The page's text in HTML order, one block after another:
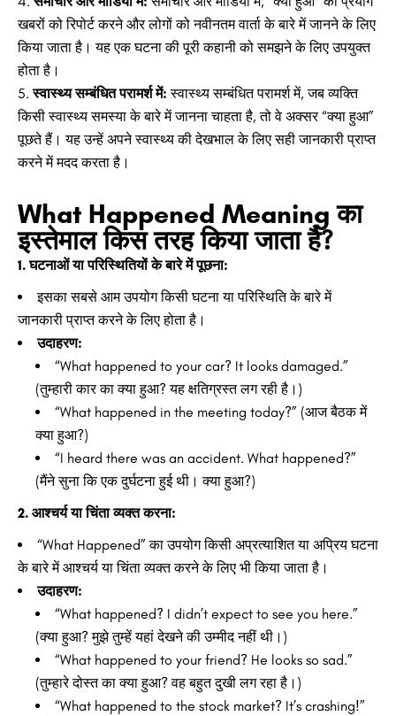
खबरों को रिपोर्ट करने और लोगों को नवीनतम वार्ता के बारे में जानने के लिए
किया जाता है। यह एक घटना की पूरी कहानी को समझने के लिए उपयुक्त
होता है।
स्वास्थ्य सम्बंधित परामर्श में: स्वास्थ्य सम्बंधित परामर्श में, जब व्यक्ति
किसी स्वास्थ्य समस्या के बारे में जानना चाहता है, तो वे अक्सर “क्या हुआ”
पूछते हैं। यह उन्हें अपने स्वास्थ्य की देखभाल के लिए सही जानकारी प्राप्त
करने में मदद करता है।
What Happened Meaning का
इस्तेमाल किस तरह किया जाता है?
1. घटनाओं या परिस्थितियों के बारे में पूछना:
इसका सबसे आम उपयोग किसी घटना या परिस्थिति के बारे में
जानकारी प्राप्त करने के लिए होता है।
उदाहरण:
“What happened to your car? It looks damaged.”
(तुम्हारी कार का क्या हुआ? यह क्षतिग्रस्त लग रही है।)
“What happened in the meeting today?” (आज बैठक में
क्या हुआ?)
“I heard there was an accident. What happened?”
(मैंने सुना कि एक दुर्घटना हुई थी। क्या हुआ?)
2. आश्चर्य या चिंता व्यक्त करना:
“What Happened” का उपयोग किसी अप्रत्याशित या अप्रिय घटना
के बारे में आश्चर्य या चिंता व्यक्त करने के लिए भी किया जाता है।
उदाहरण:
“What happened? I didn’t expect to see you here.”
(क्या हुआ? मुझे तुम्हें यहां देखने की उम्मीद नहीं थी।)
“What happened to your friend? He looks so sad.”
(तुम्हारे दोस्त का क्या हुआ? वह बहुत दुखी लग रहा है।)
“What happened to the stock market? It’s crashing!”